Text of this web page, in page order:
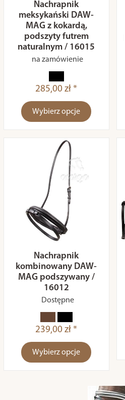
Nachrapnik
meksykański DAW-
MAG z kokardą,
podszyty futrem
naturalnym / 16015
na zamówienie
285,00 zł *
Wybierz opcje
Nachrapnik
kombinowany DAW-
MAG podszywany /
16012
Dostępne
239,00 zł *
Wybierz opcje